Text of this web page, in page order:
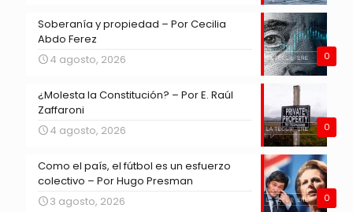
0
Soberanía y propiedad – Por Cecilia
Abdo Ferez
4 agosto, 2026
0
¿Molesta la Constitución? – Por E. Raúl
Zaffaroni
4 agosto, 2026
0
Como el país, el fútbol es un esfuerzo
colectivo – Por Hugo Presman
3 agosto, 2026